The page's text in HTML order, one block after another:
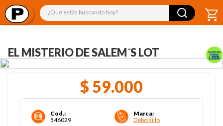
¿Qué estás buscando hoy?
EL MISTERIO DE SALEM´S LOT
$ 59.000
Cod.:
546029
Marca:
Debolsillo